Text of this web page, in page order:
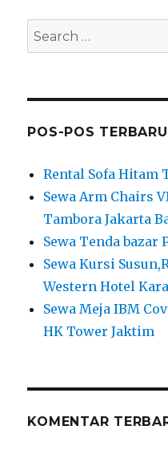
Search
for:
POS-POS TERBARU
Rental Sofa Hitam
Sewa Arm Chairs
Tambora Jakarta
Sewa Tenda bazar
Sewa Kursi
Western Hotel
Sewa Meja IBM
HK Tower Jaktim
KOMENTAR